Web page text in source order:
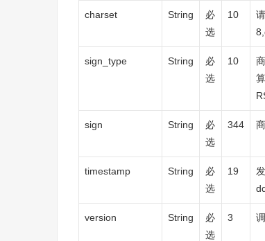
charset String
必
选
10
sign_type String
必
选
10
sign String
必
选
344
timestamp String
必
选
19
version String
必
选
3